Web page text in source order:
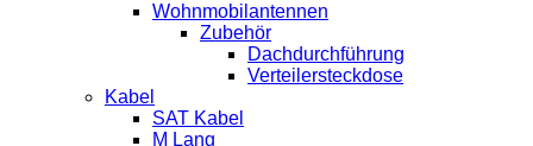
Wohnmobilantennen
Zubehör
Dachdurchführung
Verteilersteckdose
Kabel
SAT Kabel
M Lang